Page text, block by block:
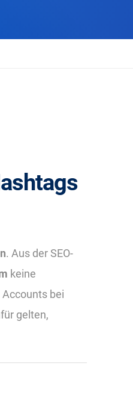
. Aus der SEO-
keine
bei
gelten,